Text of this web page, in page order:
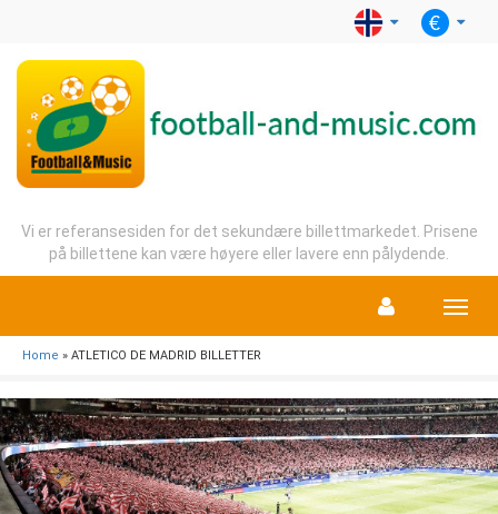
Vi er referansesiden for det sekundære billettmarkedet. Prisene
på billettene kan være høyere eller lavere enn pålydende.
Menu
Home » ATLETICO DE MADRID BILLETTER